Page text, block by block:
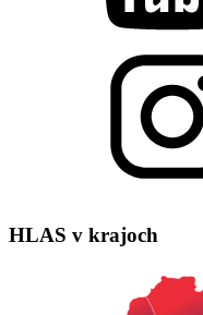
HLAS v krajoch